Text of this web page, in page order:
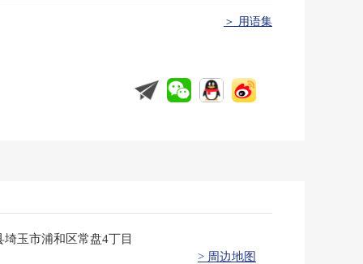
＞ 用语集
埼玉市浦和区常盘4丁目
> 周边地图